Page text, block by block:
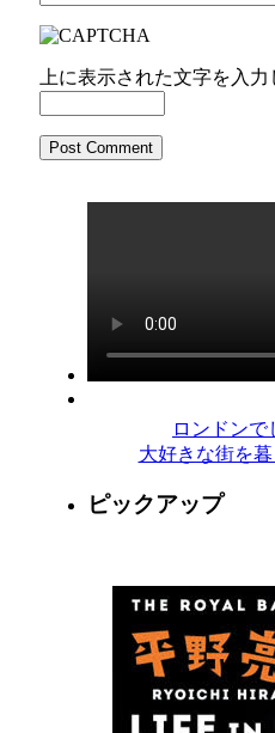
上に表示された文字を入力
ロンドンで
大好きな街を
ピックアップ